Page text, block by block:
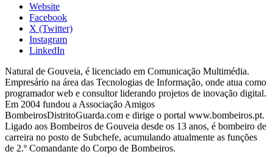
Website
Facebook
X (Twitter)
Instagram
LinkedIn
Natural de Gouveia, é licenciado em Comunicação Multimédia.
Empresário na área das Tecnologias de Informação, onde atua como
programador web e consultor liderando projetos de inovação digital.
Em 2004 fundou a Associação Amigos
BombeirosDistritoGuarda.com e dirige o portal www.bombeiros.pt.
Ligado aos Bombeiros de Gouveia desde os 13 anos, é bombeiro de
carreira no posto de Subchefe, acumulando atualmente as funções
de 2.º Comandante do Corpo de Bombeiros.